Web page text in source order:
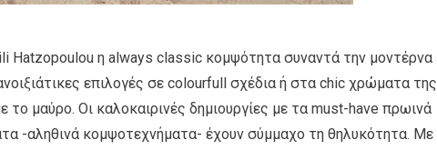
Hatzopoulou η always classic κομψότητα συναντά την μοντέρνα
επιλογές σε colourfull σχέδια ή στα chic χρώματα της
μαύρο. Οι καλοκαιρινές δημιουργίες με τα must-have πρωινά
-αληθινά κομψοτεχνήματα- έχουν σύμμαχο τη θηλυκότητα. Με